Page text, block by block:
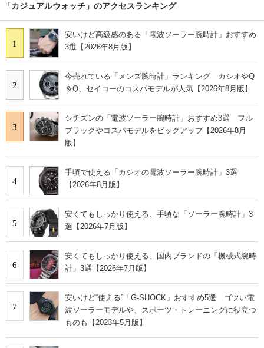
「カジュアルウォッチ」のアクセスランキング
1
安いけど高級感のある「電波ソーラー腕時計」おすすめ
3選【2026年8月版】
2
今売れている「メンズ腕時計」ランキング カシオやQ
＆Q、セイコーのコスパモデルが人気【2026年8月版】
3
シチズンの「電波ソーラー腕時計」おすすめ3選 フル
ブラックやコスパモデルをピックアップ【2026年8月
版】
4
手頃で使える「カシオの電波ソーラー腕時計」3選
【2026年8月版】
5
安くてもしっかり使える、手頃な「ソーラー腕時計」3
選【2026年7月版】
6
安くてもしっかり使える、国内ブランドの「機械式腕時
計」3選【2026年7月版】
7
安いけど“使える”「G-SHOCK」おすすめ5選 ゴツい電
波ソーラーモデルや、スポーツ・トレーニングに役立つ
ものも【2023年5月版】